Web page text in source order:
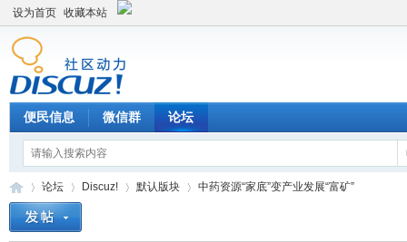
设为首页 收藏本站
便民信息 微信群 论坛
论坛 Discuz! 默认版块 中药资源“家底”变产业发展“富矿”